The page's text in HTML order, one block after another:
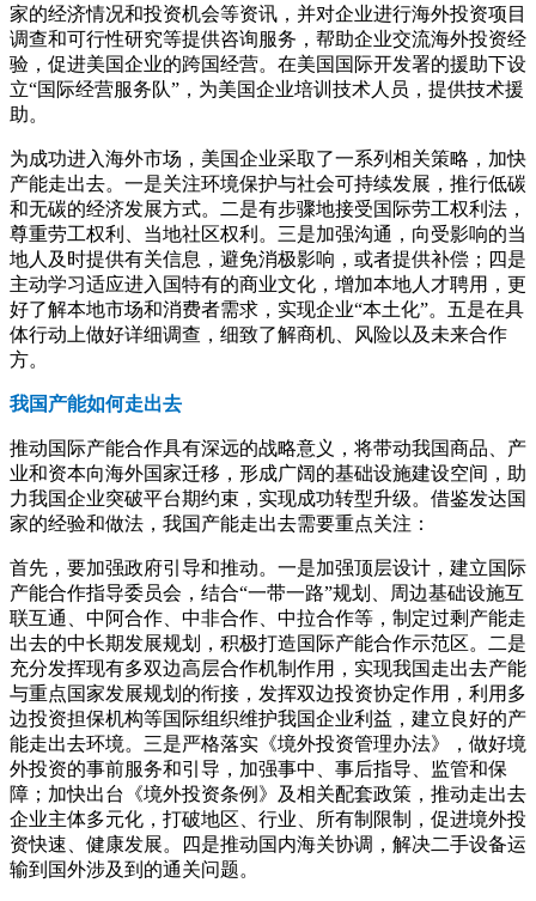
家的经济情况和投资机会等资讯，并对企业进行海外投资项目
调查和可行性研究等提供咨询服务，帮助企业交流海外投资经
验，促进美国企业的跨国经营。在美国国际开发署的援助下设
立“国际经营服务队”，为美国企业培训技术人员，提供技术援
助。
为成功进入海外市场，美国企业采取了一系列相关策略，加快
产能走出去。一是关注环境保护与社会可持续发展，推行低碳
和无碳的经济发展方式。二是有步骤地接受国际劳工权利法，
尊重劳工权利、当地社区权利。三是加强沟通，向受影响的当
地人及时提供有关信息，避免消极影响，或者提供补偿；四是
主动学习适应进入国特有的商业文化，增加本地人才聘用，更
好了解本地市场和消费者需求，实现企业“本土化”。五是在具
体行动上做好详细调查，细致了解商机、风险以及未来合作
方。
我国产能如何走出去
推动国际产能合作具有深远的战略意义，将带动我国商品、产
业和资本向海外国家迁移，形成广阔的基础设施建设空间，助
力我国企业突破平台期约束，实现成功转型升级。借鉴发达国
家的经验和做法，我国产能走出去需要重点关注：
首先，要加强政府引导和推动。一是加强顶层设计，建立国际
产能合作指导委员会，结合“一带一路”规划、周边基础设施互
联互通、中阿合作、中非合作、中拉合作等，制定过剩产能走
出去的中长期发展规划，积极打造国际产能合作示范区。二是
充分发挥现有多双边高层合作机制作用，实现我国走出去产能
与重点国家发展规划的衔接，发挥双边投资协定作用，利用多
边投资担保机构等国际组织维护我国企业利益，建立良好的产
能走出去环境。三是严格落实《境外投资管理办法》，做好境
外投资的事前服务和引导，加强事中、事后指导、监管和保
障；加快出台《境外投资条例》及相关配套政策，推动走出去
企业主体多元化，打破地区、行业、所有制限制，促进境外投
资快速、健康发展。四是推动国内海关协调，解决二手设备运
输到国外涉及到的通关问题。